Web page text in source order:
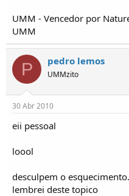
UMM - Vencedor por
UMM
P pedro lemos
UMMzito
30 Abr 2010
eii pessoal
loool
desculpem o
lembrei deste topico